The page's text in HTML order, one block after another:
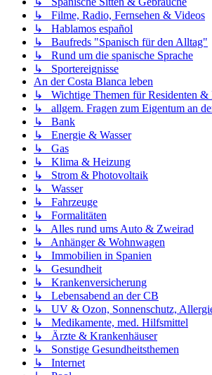
↳ Filme, Radio, Fernsehen & Videos
↳ Hablamos español
↳ Baufreds "Spanisch für den Alltag"
↳ Rund um die spanische Sprache
↳ Sportereignisse
An der Costa Blanca leben
↳ Wichtige Themen für Residenten &
↳ allgem. Fragen zum Eigentum an
↳ Bank
↳ Energie & Wasser
↳ Gas
↳ Klima & Heizung
↳ Strom & Photovoltaik
↳ Wasser
↳ Fahrzeuge
↳ Formalitäten
↳ Alles rund ums Auto & Zweirad
↳ Anhänger & Wohnwagen
↳ Immobilien in Spanien
↳ Gesundheit
↳ Krankenversicherung
↳ Lebensabend an der CB
↳ UV & Ozon, Sonnenschutz,
↳ Medikamente, med. Hilfsmittel
↳ Ärzte & Krankenhäuser
↳ Sonstige Gesundheitsthemen
↳ Internet